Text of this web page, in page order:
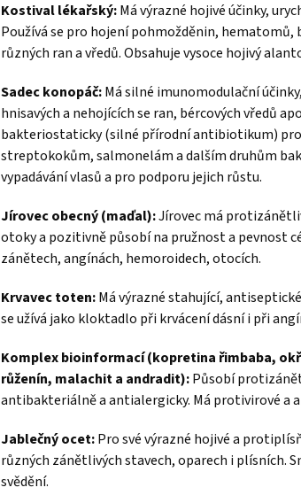
Kostival lékařský:Má výrazné hojivé účinky,
Používá se pro hojení pohmožděnin, hematomů,
různých ran a vředů. Obsahuje vysoce hojivý
Sadec konopáč:Má silné imunomodulační
hnisavých a nehojících se ran, bércových vředů
bakteriostaticky (silné přírodní antibiotikum)
streptokokům, salmonelám a dalším druhům
vypadávání vlasů a pro podporu jejich růstu.
Jírovec obecný (maďal):Jírovec má
otoky a pozitivně působí na pružnost a pevnost
zánětech, angínách, hemoroidech, otocích.
Krvavec toten:Má výrazné stahující,
se užívá jako kloktadlo při krvácení dásní i při
Komplex bioinformací (kopretina řimbaba,
růženín, malachit a andradit):Působí
antibakteriálně a antialergicky. Má protivirové a
Jablečný ocet:Pro své výrazné hojivé a
různých zánětlivých stavech, oparech i plísních.
svědění.